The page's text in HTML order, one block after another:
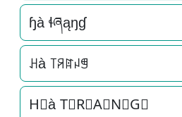
ɧà ɬཞąŋɠ
ꃅà ꓄ꋪꍏꈤꁅ
H⃟à T⃟R⃟A⃟N⃟G⃟